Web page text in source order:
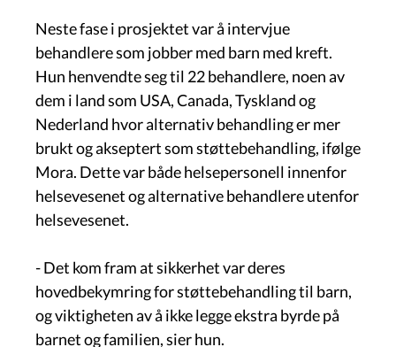
Neste fase i prosjektet var å intervjue
behandlere som jobber med barn med kreft.
Hun henvendte seg til 22 behandlere, noen av
dem i land som USA, Canada, Tyskland og
Nederland hvor alternativ behandling er mer
brukt og akseptert som støttebehandling, ifølge
Mora. Dette var både helsepersonell innenfor
helsevesenet og alternative behandlere utenfor
helsevesenet.
- Det kom fram at sikkerhet var deres
hovedbekymring for støttebehandling til barn,
og viktigheten av å ikke legge ekstra byrde på
barnet og familien, sier hun.